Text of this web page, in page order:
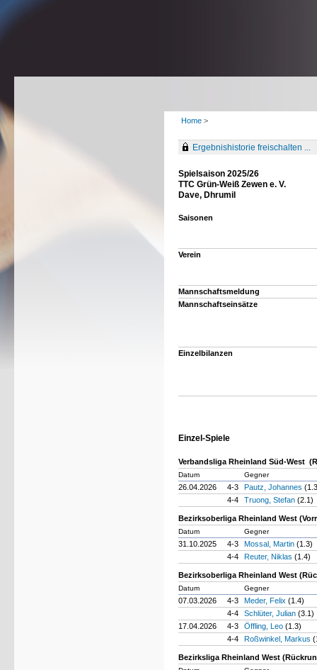
Home >
Ergebnishistorie freischalten ...
Spielsaison 2025/26
TTC Grün-Weiß Zewen e. V.
Dave, Dhrumil
Saisonen
Verein
Mannschaftsmeldung
Mannschaftseinsätze
Einzelbilanzen
Einzel-Spiele
Verbandsliga Rheinland Süd-West
Datum Gegner
26.04.2026 4-3 Pautz, Johannes
4-4
Truong, Stefan (2.1)
Bezirksoberliga Rheinland West
Datum Gegner
31.10.2025 4-3 Mossal, Martin (1.3)
4-4
Reuter, Niklas (1.4)
Bezirksoberliga Rheinland West
Datum Gegner
07.03.2026 4-3 Meder, Felix (1.4)
4-4
Schlüter, Julian (3.1)
17.04.2026
4-3 Öffling, Leo (1.3)
4-4
Roßwinkel, Markus
Bezirksliga Rheinland West